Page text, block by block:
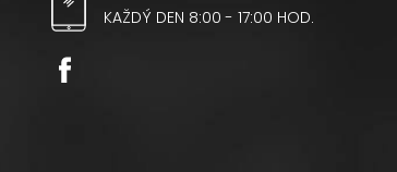
KAŽDÝ DEN 8:00 - 17:00 HOD.